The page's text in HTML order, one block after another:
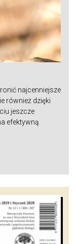
najcenniejsze
również dzięki
jeszcze
efektywną